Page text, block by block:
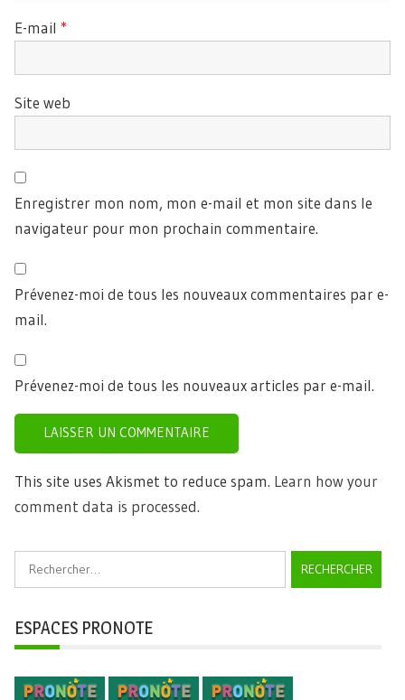
E-mail *
Site web
Enregistrer mon nom, mon e-mail et mon site dans le
navigateur pour mon prochain commentaire.
Prévenez-moi de tous les nouveaux commentaires par e-
mail.
Prévenez-moi de tous les nouveaux articles par e-mail.
This site uses Akismet to reduce spam. Learn how your
comment data is processed.
Rechercher :
ESPACES PRONOTE